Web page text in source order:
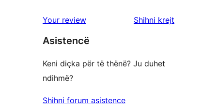
Your review Shihni krejt
Asistencë
Keni diçka për të thënë? Ju duhet
ndihmë?
Shihni forum asistence